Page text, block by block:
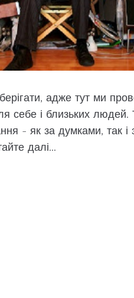
адже тут ми
себе і близьких
- як за думками, так і
далі...